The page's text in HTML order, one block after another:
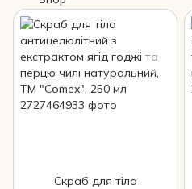
Скраб для тіла